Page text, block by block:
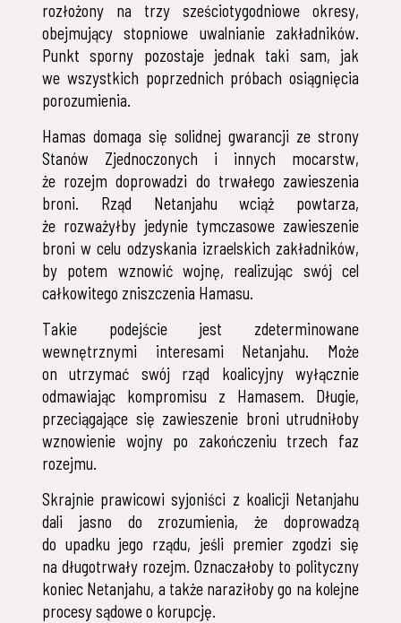
rozłożony na trzy sześciotygodniowe okresy,
obejmujący stopniowe uwalnianie zakładników.
Punkt sporny pozostaje jednak taki sam, jak
we wszystkich poprzednich próbach osiągnięcia
porozumienia.
Hamas domaga się solidnej gwarancji ze strony
Stanów Zjednoczonych i innych mocarstw,
że rozejm doprowadzi do trwałego zawieszenia
broni. Rząd Netanjahu wciąż powtarza,
że rozważyłby jedynie tymczasowe zawieszenie
broni w celu odzyskania izraelskich zakładników,
by potem wznowić wojnę, realizując swój cel
całkowitego zniszczenia Hamasu.
Takie podejście jest zdeterminowane
wewnętrznymi interesami Netanjahu. Może
on utrzymać swój rząd koalicyjny wyłącznie
odmawiając kompromisu z Hamasem. Długie,
przeciągające się zawieszenie broni utrudniłoby
wznowienie wojny po zakończeniu trzech faz
rozejmu.
Skrajnie prawicowi syjoniści z koalicji Netanjahu
dali jasno do zrozumienia, że doprowadzą
do upadku jego rządu, jeśli premier zgodzi się
na długotrwały rozejm. Oznaczałoby to polityczny
koniec Netanjahu, a także naraziłoby go na kolejne
procesy sądowe o korupcję.